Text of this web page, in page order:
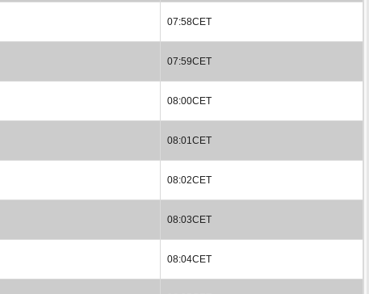
07:58CET
07:59CET
08:00CET
08:01CET
08:02CET
08:03CET
08:04CET